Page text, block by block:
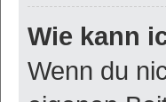
Wie kann
Wenn du